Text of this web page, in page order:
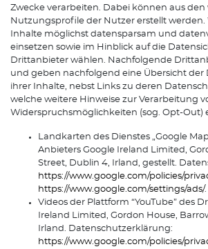
Zwecke verarbeiten. Dabei können aus
Nutzungsprofile der Nutzer erstellt werden.
Inhalte möglichst datensparsam und
einsetzen sowie im Hinblick auf die
Drittanbieter wählen. Nachfolgende
und geben nachfolgend eine Übersicht der
ihrer Inhalte, nebst Links zu deren
welche weitere Hinweise zur Verarbeitung
Widerspruchsmöglichkeiten (sog. Opt-Out)
Landkarten des Dienstes „Google
Anbieters Google Ireland Limited,
Street, Dublin 4, Irland, gestellt.
https://www.google.com/policies/
https://www.google.com/settings/ads/.
Videos der Plattform “YouTube” des
Ireland Limited, Gordon House,
Irland. Datenschutzerklärung:
https://www.google.com/policies/